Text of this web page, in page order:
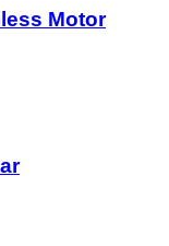
Motor